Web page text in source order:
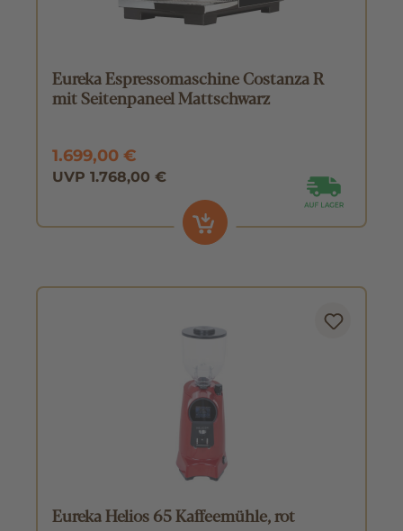
Eureka Espressomaschine Costanza R
mit Seitenpaneel Mattschwarz
1.699,00 €
UVP 1.768,00 €
Eureka Helios 65 Kaffeemühle, rot